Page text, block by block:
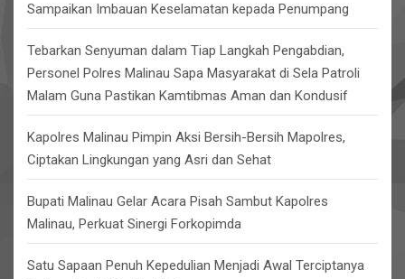
Sampaikan Imbauan Keselamatan kepada Penumpang
Tebarkan Senyuman dalam Tiap Langkah Pengabdian,
Personel Polres Malinau Sapa Masyarakat di Sela Patroli
Malam Guna Pastikan Kamtibmas Aman dan Kondusif
Kapolres Malinau Pimpin Aksi Bersih-Bersih Mapolres,
Ciptakan Lingkungan yang Asri dan Sehat
Bupati Malinau Gelar Acara Pisah Sambut Kapolres
Malinau, Perkuat Sinergi Forkopimda
Satu Sapaan Penuh Kepedulian Menjadi Awal Terciptanya